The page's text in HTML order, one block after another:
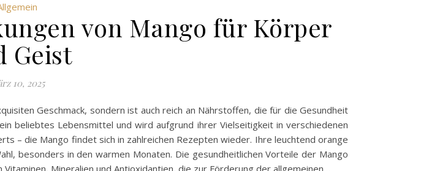
von Mango für Körper
Geist
10, 2025
Geschmack, sondern ist auch reich an Nährstoffen, die für die Gesundheit
beliebtes Lebensmittel und wird aufgrund ihrer Vielseitigkeit in verschiedenen
– die Mango findet sich in zahlreichen Rezepten wieder. Ihre leuchtend orange
besonders in den warmen Monaten. Die gesundheitlichen Vorteile der Mango
Mineralien und Antioxidantien, die zur Förderung der allgemeinen…